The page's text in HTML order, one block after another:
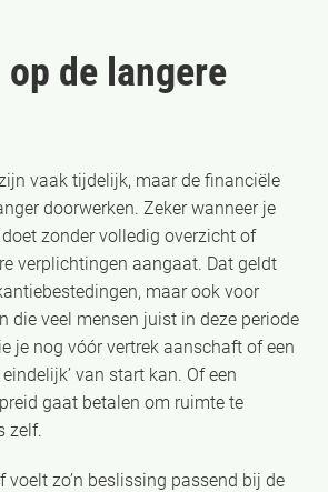
op de langere
vaak tijdelijk, maar de financiële
doorwerken. Zeker wanneer je
zonder volledig overzicht of
verplichtingen aangaat. Dat geldt
maar ook voor
die veel mensen juist in deze periode
je nog vóór vertrek aanschaft of een
van start kan. Of een
gaat betalen om ruimte te
zelf.
voelt zo’n beslissing passend bij de